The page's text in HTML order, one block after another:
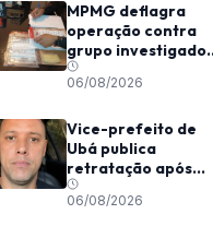
MPMG deflagra
operação contra
grupo investigado
por fraudes
eletrônicas de R$
de Fora
06/08/2026
Vice-prefeito de
Ubá publica
retratação após
decisão judicial por
ofensas a jornalista
06/08/2026